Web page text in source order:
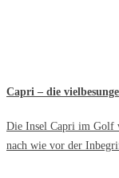
Capri – die
Die Insel Capri im Golf
nach wie vor der